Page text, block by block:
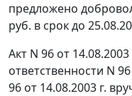
предложено
руб. в срок до
Акт N 96 от
ответственности N
96 от 14.08.2003 г.